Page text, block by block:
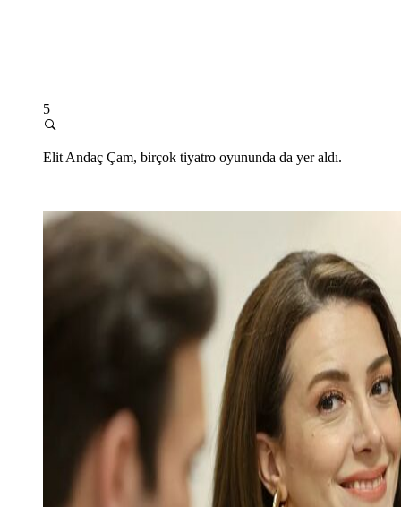
5
Elit Andaç Çam, birçok tiyatro oyununda da yer aldı.